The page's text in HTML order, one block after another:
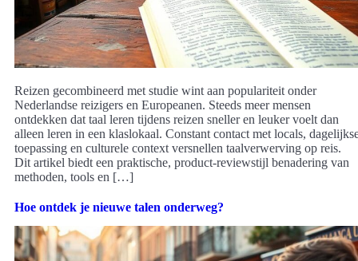
Reizen gecombineerd met studie wint aan populariteit onder
Nederlandse reizigers en Europeanen. Steeds meer mensen
ontdekken dat taal leren tijdens reizen sneller en leuker voelt dan
alleen leren in een klaslokaal. Constant contact met locals,
toepassing en culturele context versnellen taalverwerving op reis.
Dit artikel biedt een praktische, product-reviewstijl benadering van
methoden, tools en […]
Hoe ontdek je nieuwe talen onderweg?